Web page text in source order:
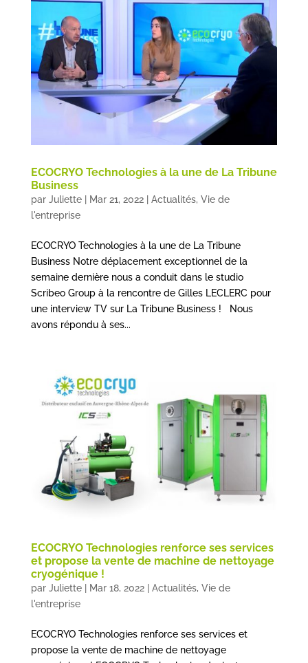
ECOCRYO Technologies à la une de La Tribune
Business
par Juliette| Mar 21, 2022| Actualités, Vie de
l'entreprise
ECOCRYO Technologies à la une de La Tribune
Business Notre déplacement exceptionnel de la
semaine dernière nous a conduit dans le studio
Scribeo Group à la rencontre de Gilles LECLERC pour
une interview TV sur La Tribune Business ! Nous
avons répondu à ses...
ECOCRYO Technologies renforce ses services
et propose la vente de machine de nettoyage
cryogénique !
par Juliette| Mar 18, 2022| Actualités, Vie de
l'entreprise
ECOCRYO Technologies renforce ses services et
propose la vente de machine de nettoyage